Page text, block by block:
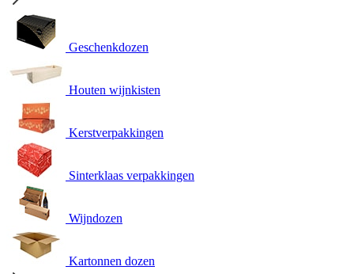
Geschenkdozen
Houten wijnkisten
Kerstverpakkingen
Sinterklaas verpakkingen
Wijndozen
Kartonnen dozen